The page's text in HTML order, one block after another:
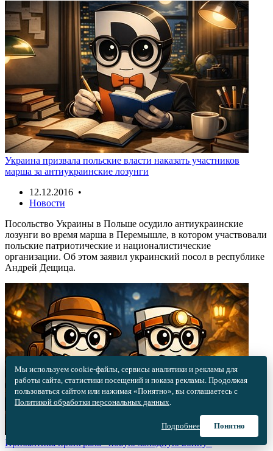
Украина призвала польские власти наказать участников
марша за антиукраинские лозунги
12.12.2016 •
Новости
Посольство Украины в Польше осудило антиукраинские
лозунги во время марша в Перемышле, в котором участвовали
польские патриотические и националистические
организации. Об этом заявил украинский посол в республике
Андрей Дещица.
Прибалтика проиграла «новую холодную войну»
Мы используем cookie-файлы, сервисы аналитики и рекламы для
работы сайта, статистики посещений и показа рекламы. Продолжая
пользоваться сайтом или нажимая «Понятно», вы соглашаетесь с
Политикой обработки персональных данных.
Подробнее Понятно